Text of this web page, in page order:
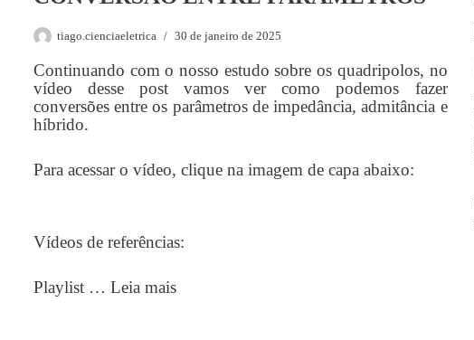
tiago.cienciaeletrica 30 de janeiro de 2025
Continuando com o nosso estudo sobre os quadripolos, no
vídeo desse post vamos ver como podemos fazer
conversões entre os parâmetros de impedância, admitância e
híbrido.
Para acessar o vídeo, clique na imagem de capa abaixo:
Vídeos de referências:
Playlist … Leia mais